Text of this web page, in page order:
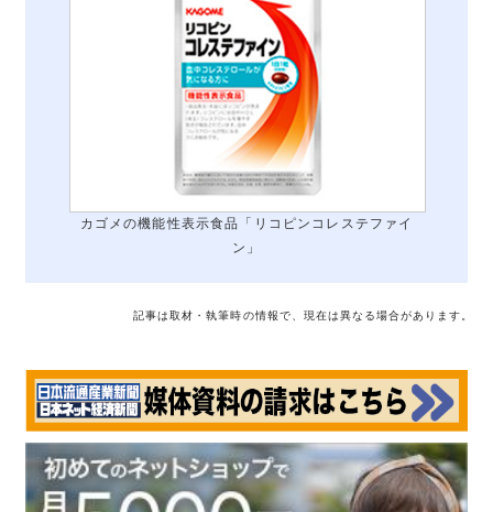
カゴメの機能性表示食品「リコピンコレステファイ
ン」
記事は取材・執筆時の情報で、現在は異なる場合があります。